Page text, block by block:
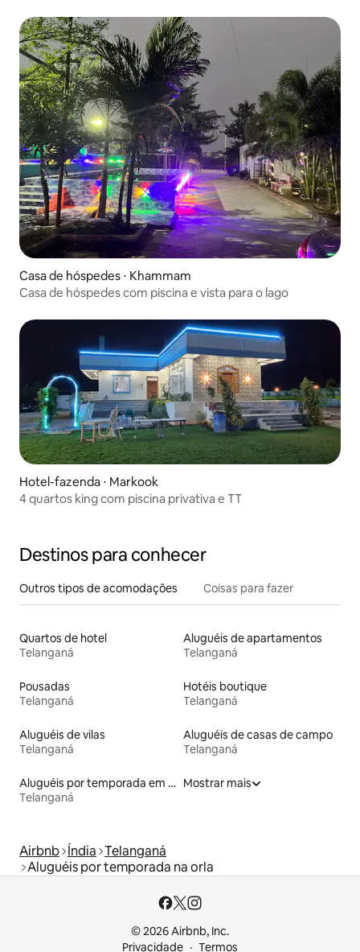
Casa de hóspedes ⋅ Khammam
Casa de hóspedes com piscina e vista para o lago
Hotel-fazenda ⋅ Markook
4 quartos king com piscina privativa e TT
Destinos para conhecer
Outros tipos de acomodações Coisas para fazer
Quartos de hotel
Telanganá
Aluguéis de apartamentos
Telanganá
Pousadas
Telanganá
Hotéis boutique
Telanganá
Aluguéis de vilas
Telanganá
Aluguéis de casas de campo
Telanganá
Aluguéis por temporada em hotéis-fazenda
Telanganá
Mostrar mais
Airbnb Índia Telanganá
Aluguéis por temporada na orla
© 2026 Airbnb, Inc.
Privacidade
Termos